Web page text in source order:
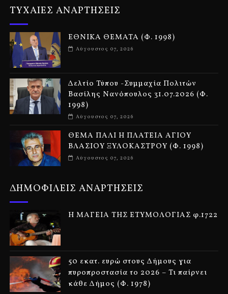
ΤΥΧΑΙΕΣ ΑΝΑΡΤΗΣΕΙΣ
ΕΘΝΙΚΑ ΘΕΜΑΤΑ (Φ. 1998)
Αύγουστος 07, 2026
Δελτίο Τύπου -Συμμαχία Πολιτών
Βασίλης Νανόπουλος 31.07.2026 (Φ.
1998)
Αύγουστος 07, 2026
ΘΕΜΑ ΠΑΛΙ Η ΠΛΑΤΕΙΑ ΑΓΙΟΥ
ΒΛΑΣΙΟΥ ΞΥΛΟΚΑΣΤΡΟΥ (Φ. 1998)
Αύγουστος 07, 2026
ΔΗΜΟΦΙΛΕΙΣ ΑΝΑΡΤΗΣΕΙΣ
Η ΜΑΓΕΙΑ ΤΗΣ ΕΤΥΜΟΛΟΓΙΑΣ φ.1722
50 εκατ. ευρώ στους Δήμους για
πυροπροστασία το 2026 – Τι παίρνει
κάθε Δήμος (Φ. 1978)